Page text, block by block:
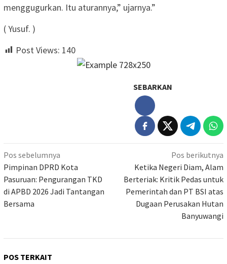
menggugurkan. Itu aturannya,” ujarnya.”
( Yusuf. )
Post Views: 140
SEBARKAN
Navigasi
pos
Pos sebelumnya
Pimpinan DPRD Kota
Pasuruan: Pengurangan TKD
di APBD 2026 Jadi Tantangan
Bersama
Pos berikutnya
Ketika Negeri Diam, Alam
Berteriak: Kritik Pedas untuk
Pemerintah dan PT BSI atas
Dugaan Perusakan Hutan
Banyuwangi
POS TERKAIT